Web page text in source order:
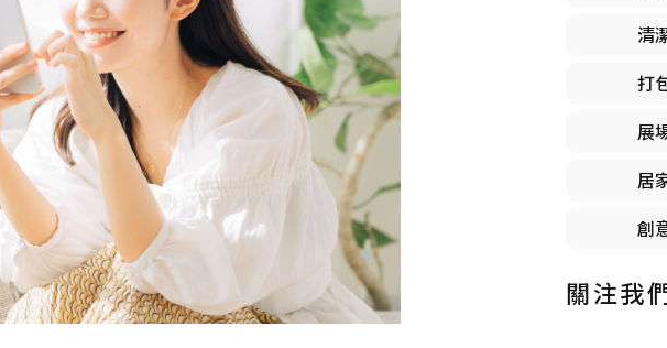
清
打
展
居
創
關注我